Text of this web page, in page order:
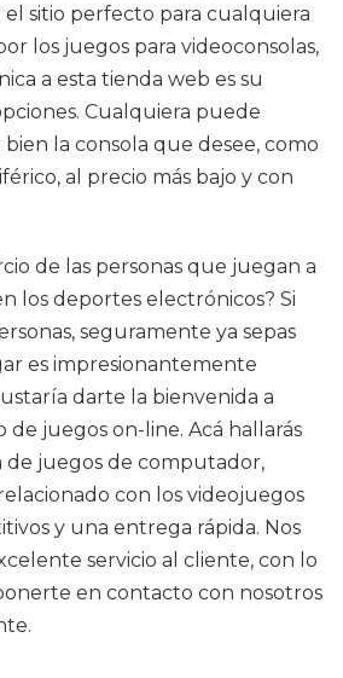
sitio perfecto para cualquiera
los juegos para videoconsolas,
a esta tienda web es su
Cualquiera puede
la consola que desee, como
al precio más bajo y con
de las personas que juegan a
los deportes electrónicos? Si
seguramente ya sepas
es impresionantemente
darte la bienvenida a
juegos on-line. Acá hallarás
de juegos de computador,
con los videojuegos
y una entrega rápida. Nos
servicio al cliente, con lo
en contacto con nosotros